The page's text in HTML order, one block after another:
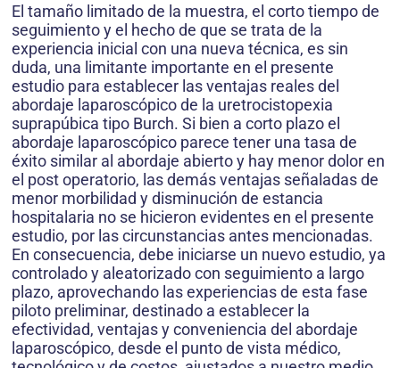
El tamaño limitado de la muestra, el corto tiempo de
seguimiento y el hecho de que se trata de la
experiencia inicial con una nueva técnica, es sin
duda, una limitante importante en el presente
estudio para establecer las ventajas reales del
abordaje laparoscópico de la uretrocistopexia
suprapúbica tipo Burch. Si bien a corto plazo el
abordaje lapa­roscópico parece tener una tasa de
éxito similar al abordaje abierto y hay menor dolor en
el post operatorio, las demás ventajas señaladas de
menor morbilidad y disminución de estancia
hospitalaria no se hicieron evidentes en el presente
estudio, por las circunstancias antes mencionadas.
En consecuencia, debe iniciarse un nuevo estudio, ya
controlado y aleatorizado con seguimiento a largo
plazo, aprovechando las experiencias de esta fase
piloto preliminar, destinado a establecer la
efectividad, ventajas y conveniencia del abordaje
laparoscópico, desde el punto de vista médico,